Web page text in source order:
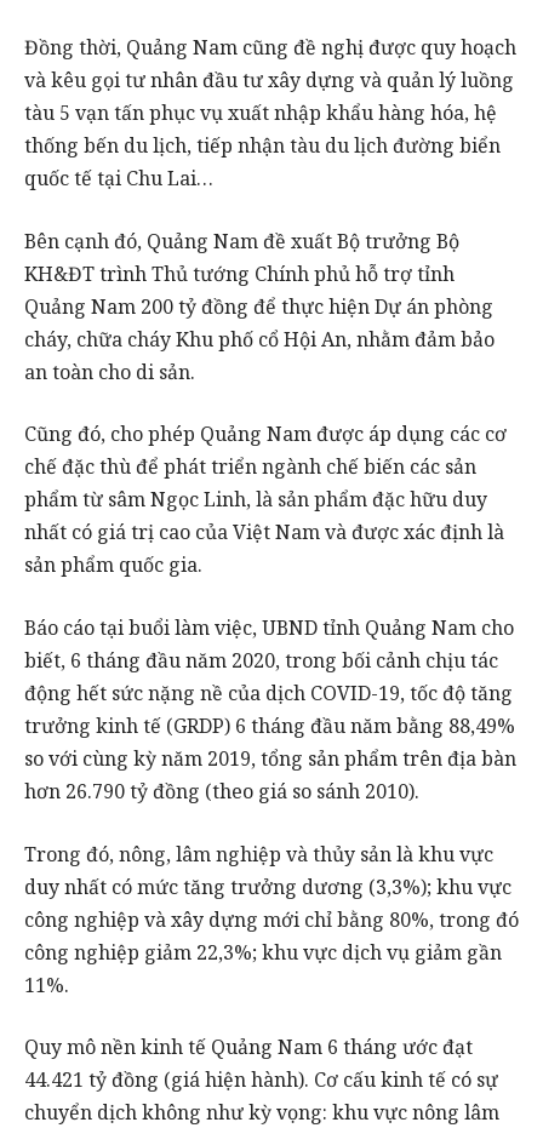
Đồng thời, Quảng Nam cũng đề nghị được quy hoạch
và kêu gọi tư nhân đầu tư xây dựng và quản lý luồng
tàu 5 vạn tấn phục vụ xuất nhập khẩu hàng hóa, hệ
thống bến du lịch, tiếp nhận tàu du lịch đường biển
quốc tế tại Chu Lai…
Bên cạnh đó, Quảng Nam đề xuất Bộ trưởng Bộ
KH&ĐT trình Thủ tướng Chính phủ hỗ trợ tỉnh
Quảng Nam 200 tỷ đồng để thực hiện Dự án phòng
cháy, chữa cháy Khu phố cổ Hội An, nhằm đảm bảo
an toàn cho di sản.
Cũng đó, cho phép Quảng Nam được áp dụng các cơ
chế đặc thù để phát triển ngành chế biến các sản
phẩm từ sâm Ngọc Linh, là sản phẩm đặc hữu duy
nhất có giá trị cao của Việt Nam và được xác định là
sản phẩm quốc gia.
Báo cáo tại buổi làm việc, UBND tỉnh Quảng Nam cho
biết, 6 tháng đầu năm 2020, trong bối cảnh chịu tác
động hết sức nặng nề của dịch COVID-19, tốc độ tăng
trưởng kinh tế (GRDP) 6 tháng đầu năm bằng 88,49%
so với cùng kỳ năm 2019, tổng sản phẩm trên địa bàn
hơn 26.790 tỷ đồng (theo giá so sánh 2010).
Trong đó, nông, lâm nghiệp và thủy sản là khu vực
duy nhất có mức tăng trưởng dương (3,3%); khu vực
công nghiệp và xây dựng mới chỉ bằng 80%, trong đó
công nghiệp giảm 22,3%; khu vực dịch vụ giảm gần
11%.
Quy mô nền kinh tế Quảng Nam 6 tháng ước đạt
44.421 tỷ đồng (giá hiện hành). Cơ cấu kinh tế có sự
chuyển dịch không như kỳ vọng: khu vực nông lâm